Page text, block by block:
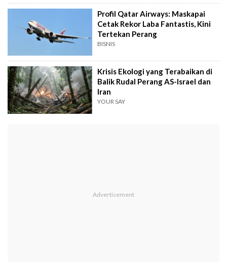
Profil Qatar Airways: Maskapai
Cetak Rekor Laba Fantastis, Kini
Tertekan Perang
BISNIS
Krisis Ekologi yang Terabaikan di
Balik Rudal Perang AS-Israel dan
Iran
YOUR SAY